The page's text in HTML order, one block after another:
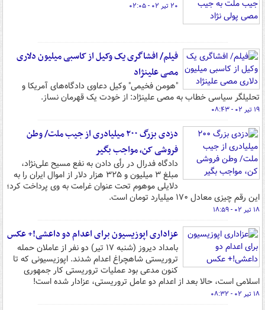
۲۰ تیر ۰۲ - ۰۲:۰۵
فیلم/ افشاگری یک وکیل از کاسبی میلیون دلاری
مصی علینژاد
"هومن فخیمی" وکیل دعاوی دادگاه‌های آمریکا و
تحلیلگر سیاسی خطاب به مصی علینژاد: از خودت یک قهرمان نساز.
۱۹ تیر ۰۲ - ۰۸:۴۳
دزدی بزرگ ۲۰۰ میلیادری از جیب ملت/ وطن
فروشی کن، مواجب بگیر
دادگاه فدرال در رأی دادن به نفع مسیح علی‌نژاد،
مبلغ ۳ میلیون و ۳۲۵ هزار دلار از اموال ایران را به
دلایلی موهوم تحت عنوان غرامت به وی پرداخت کرد؛
این رقم چیزی معادل ۱۷۰ میلیارد تومان است.
۱۸ تیر ۰۲ - ۱۸:۵۹
عزاداری اپوزیسیون برای اعدام دو داعشی!+ عکس
بامداد دیروز (شنبه ۱۷ تیر) دو نفر از عاملان حمله
تروریستی شاهچراغ اعدام شدند. اپوزیسیونی که تا
کنون مدعی بود عملیات تروریستی کار جمهوری
اسلامی است، حالا بعد از اعدام دو عامل تروریستی، عزادار شده است!
۱۸ تیر ۰۲ - ۰۸:۳۲